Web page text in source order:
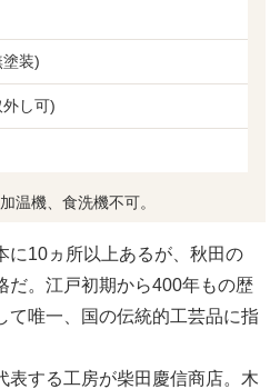
装)
し可)
温機、食洗機不可。
10ヵ所以上あるが、秋田の
だ。江戸初期から400年もの歴
て唯一、国の伝統的工芸品に指
する工房が柴田慶信商店。木